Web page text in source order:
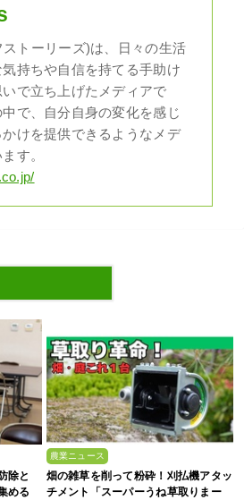
ストーリーズ)は、日々の生活
持ちや自信を持てる手助け
で立ち上げたメディアで
で、自分自身の変化を感じ
けを提供できるようなメデ
す。
除と
める
農業ニュース
畑の雑草を削って粉砕！刈払機アタッ
チメント「スーパーうね草取りまー